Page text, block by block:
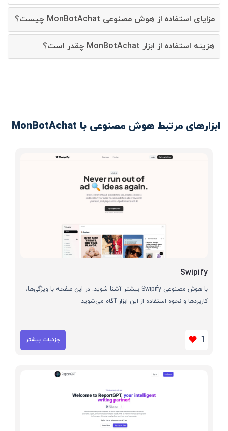
مزایای استفاده از هوش مصنوعی MonBotAchat چیست؟
هزینه استفاده از ابزار MonBotAchat چقدر است؟
ابزارهای مرتبط هوش مصنوعی با MonBotAchat
Swipify
با هوش مصنوعی Swipify بیشتر آشنا شوید. در این صفحه با ویژگی‌ها،
کاربردها و نحوه استفاده از این ابزار آگاه می‌شوید
1 جزئیات بیشتر